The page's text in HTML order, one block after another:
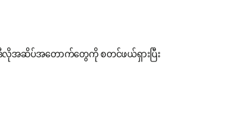
လိုအဆိပ်အတောက်တွေကို စတင်ဖယ်ရှားပြီး